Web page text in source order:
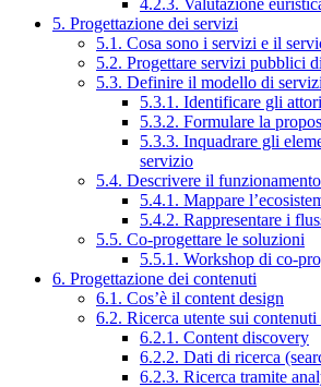
4.2.3. Valutazione
5. Progettazione dei servizi
5.1. Cosa sono i servizi e il
5.2. Progettare servizi pubblici
5.3. Definire il modello di
5.3.1. Identificare gli
5.3.2. Formulare la
5.3.3. Inquadrare gli
servizio
5.4. Descrivere il
5.4.1. Mappare
5.4.2. Rappresentare i
5.5. Co-progettare le soluzioni
5.5.1. Workshop di co-
6. Progettazione dei contenuti
6.1. Cos’è il content design
6.2. Ricerca utente sui
6.2.1. Content discovery
6.2.2. Dati di ricerca
6.2.3. Ricerca tramite